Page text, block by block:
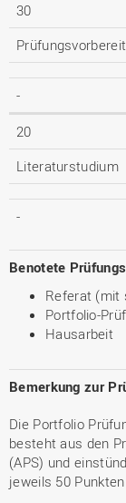
30
-
20
Literaturstudium
-
Benotete
Referat (mit
Portfolio-
Hausarbeit
Bemerkung zur
Die Portfolio
besteht aus den
(APS) und
jeweils 50